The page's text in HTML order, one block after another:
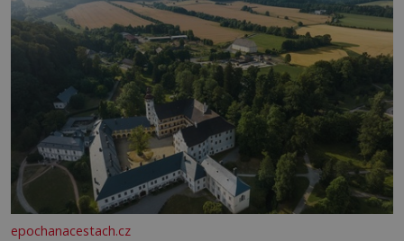
epochanacestach.cz